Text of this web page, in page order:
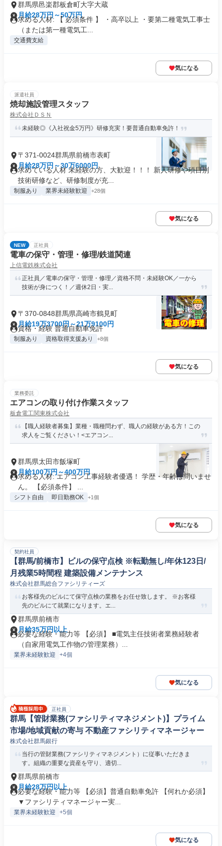
群馬県邑楽郡板倉町大字大蔵
月給28万円～50万円
求める人材: 【 必須条件 】 ・高卒以上 ・要第二種電気工事士
（または第一種電気工...
交通費支給
気になる
派遣社員
焼却施設管理スタッフ
株式会社ＤＳＮ
未経験◎《入社祝金5万円》研修充実！要普通自動車免許！
〒371-0024群馬県前橋市表町
月給28万円～30万6000円
求めている人材 未経験の方、大歓迎！！！ 新人研修や項目別
技術研修など、研修制度が充...
制服あり 業界未経験歓迎 +28個
気になる
NEW 正社員
電車の保守・管理・修理/鉄道関連
上信電鉄株式会社
正社員／電車の保守・管理・修理／資格不問・未経験OK／一から
技術が身につく！／週休2日・実...
〒370-0848群馬県高崎市鶴見町
月給19万3700円～21万9100円
資格・経験 普通自動車免許
制服あり 資格取得支援あり +8個
気になる
業務委託
エアコンの取り付け作業スタッフ
板倉電工関東株式会社
【職人経験者募集】業種・職種問わず、職人の経験がある方！この
求人をご覧ください！<エアコン...
群馬県太田市飯塚町
月給100万円～400万円
求める人材: エアコン工事経験者優遇！ 学歴・年齢は問いませ
ん。 【必須条件】 ...
シフト自由 即日勤務OK +1個
気になる
契約社員
【群馬/前橋市】ビルの保守点検 ※転勤無し/年休123日/
月残業5時間程 建築設備メンテナンス
株式会社群馬総合ファシリティーズ
お客様先のビルにて保守点検の業務をお任せ致します。 ※お客様
先のビルにて就業になります。エ...
群馬県前橋市
月給35万円以上
必要な経験・能力等 【必須】 ■電気主任技術者業務経験者
（自家用電気工作物の管理業務）...
業界未経験歓迎 +4個
気になる
正社員
群馬【管財業務(ファシリティマネジメント)】プライム
市場/地域貢献の寄与 不動産ファシリティマネージャー
株式会社群馬銀行
当行の管財業務(ファシリティマネジメント）に従事いただきま
す。組織の重要な資産を守り、適切...
群馬県前橋市
月給28万円以上
必要な経験・能力等 【必須】普通自動車免許 【何れか必須】
▼ファシリティマネージャー実...
業界未経験歓迎 +5個
気になる